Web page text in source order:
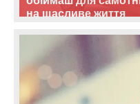
на щасливе життя